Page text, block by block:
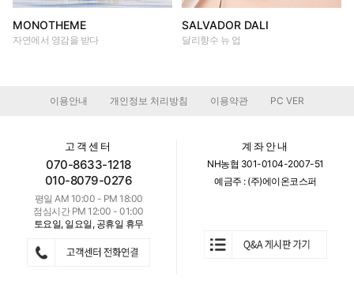
MONOTHEME
자연에서 영감을 받다
SALVADOR DALI
달리향수 뉴 업
이용안내 개인정보 처리방침 이용약관 PC VER
고객센터
070-8633-1218
010-8079-0276
평일 AM 10:00 - PM 18:00
점심시간 PM 12:00 - 01:00
토요일, 일요일, 공휴일 휴무
계좌안내
NH농협 301-0104-2007-51
예금주 : (주)에이온코스퍼